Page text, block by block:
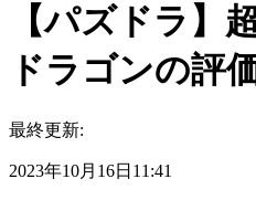
【パズドラ】
ドラゴンの評
最終更新:
2023年10月16日11:41